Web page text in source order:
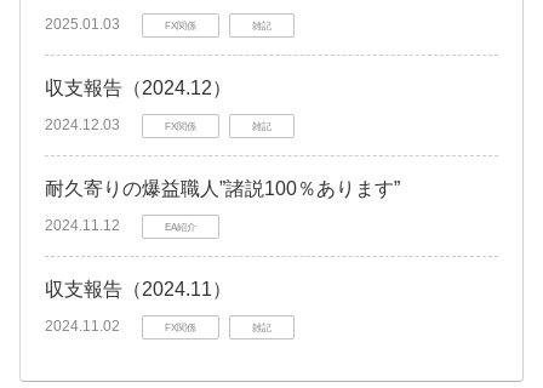
2025.01.03 FX関係 雑記
収支報告（2024.12）
2024.12.03 FX関係 雑記
耐久寄りの爆益職人”諸説100％あります”
2024.11.12 EA紹介
収支報告（2024.11）
2024.11.02 FX関係 雑記